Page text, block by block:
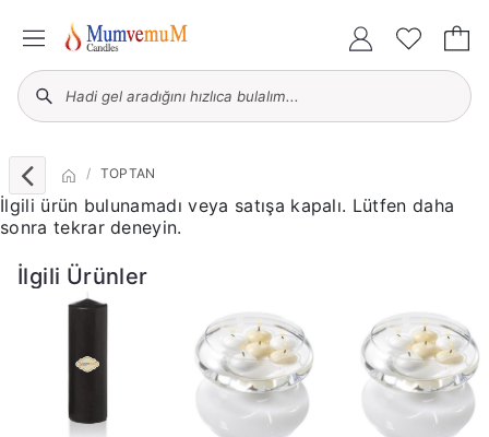
TOPTAN
İlgili ürün bulunamadı veya satışa kapalı. Lütfen daha
sonra tekrar deneyin.
İlgili Ürünler